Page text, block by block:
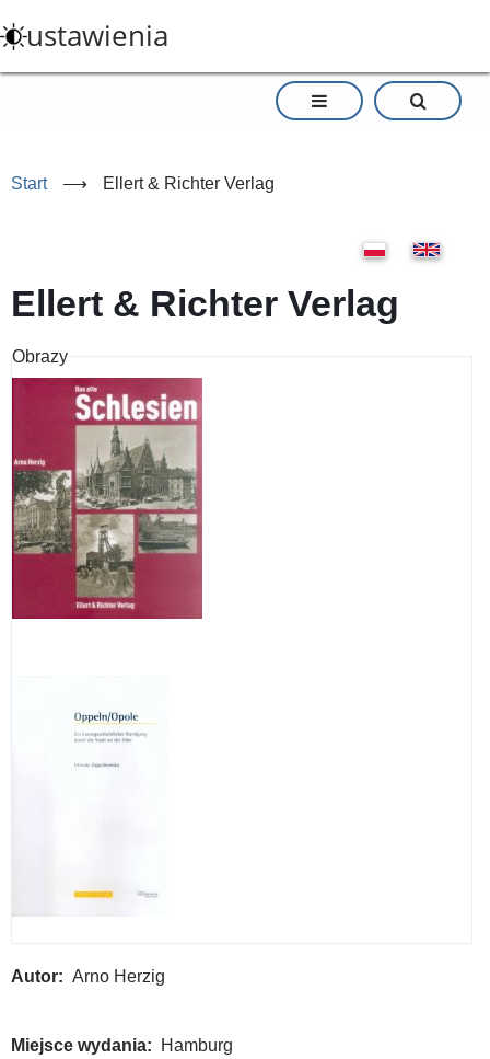
do
treści
ustawienia
Start ⟶ Ellert & Richter Verlag
Ellert & Richter Verlag
Obrazy
Autor Arno Herzig
Miejsce wydania Hamburg